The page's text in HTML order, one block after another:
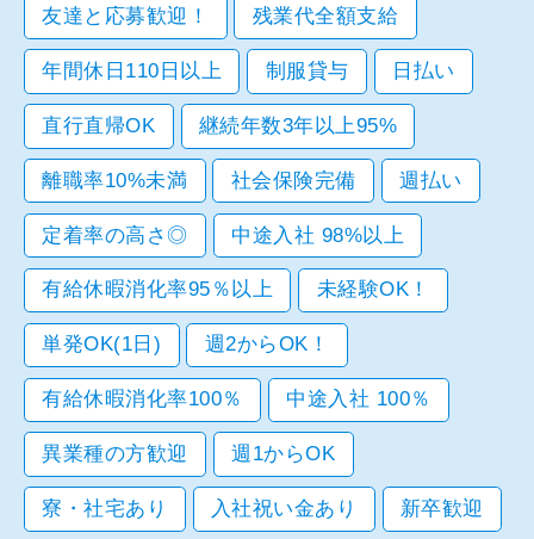
友達と応募歓迎！ 残業代全額支給
年間休日110日以上 制服貸与 日払い
直行直帰OK 継続年数3年以上95%
離職率10%未満 社会保険完備 週払い
定着率の高さ◎ 中途入社 98%以上
有給休暇消化率95％以上 未経験OK！
単発OK(1日) 週2からOK！
有給休暇消化率100％ 中途入社 100％
異業種の方歓迎 週1からOK
寮・社宅あり 入社祝い金あり 新卒歓迎